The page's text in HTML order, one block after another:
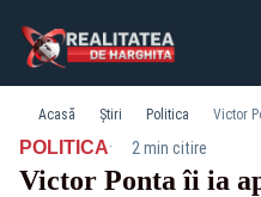
Acasă Știri Politica
POLITICA· 2 min citire
Victor Ponta îi ia